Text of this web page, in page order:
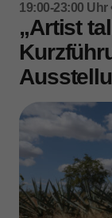
19:00-23:00
„Artist